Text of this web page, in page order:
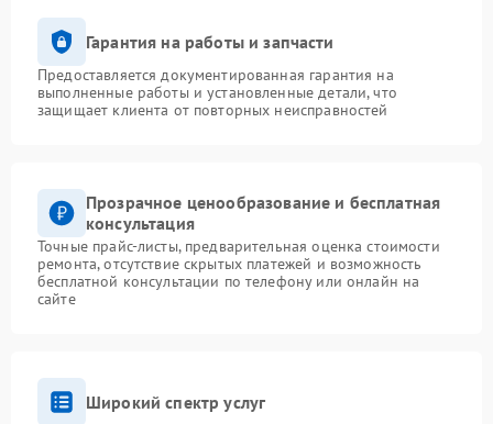
Гарантия на работы и запчасти
Предоставляется документированная гарантия на
выполненные работы и установленные детали, что
защищает клиента от повторных неисправностей
Прозрачное ценообразование и бесплатная
консультация
Точные прайс-листы, предварительная оценка стоимости
ремонта, отсутствие скрытых платежей и возможность
бесплатной консультации по телефону или онлайн на
сайте
Широкий спектр услуг